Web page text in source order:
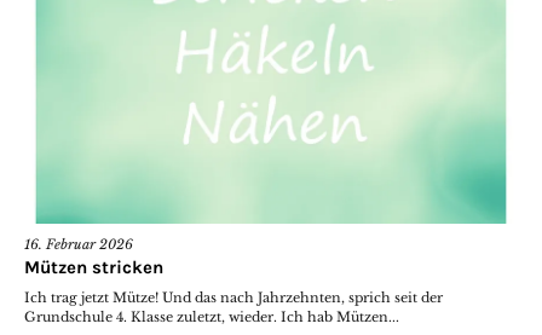
16. Februar 2026
Mützen stricken
Ich trag jetzt Mütze! Und das nach Jahrzehnten, sprich seit der
Grundschule 4. Klasse zuletzt, wieder. Ich hab Mützen...